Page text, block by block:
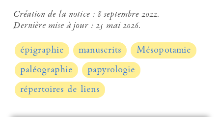
Création de la notice : 8 septembre 2022.
Dernière mise à jour :25 mai 2026.
épigraphie manuscrits
Mésopotamie
paléographie
papyrologie
répertoires de liens